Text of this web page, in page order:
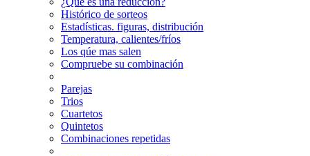
Histórico de sorteos
Estadísticas. figuras, distribución
Temperatura, calientes/fríos
Los qúe mas salen
Compruebe su combinación
Parejas
Trios
Cuartetos
Quintetos
Combinaciones repetidas